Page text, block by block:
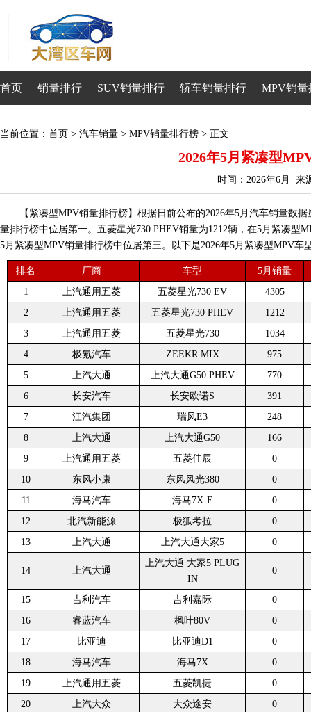
首页 销量排行 SUV销量排行 轿车销量排行 MPV销量
当前位置： 首页 > 汽车销量 > MPV销量排行榜 > 正文
2026年5月紧凑型
时间：2026年6月 来
【紧凑型MPV销量排行榜】根据日前公布的2026年5月汽车销量数
量排行榜中位居第一。五菱星光730 PHEV销量为1212辆，在5月紧凑型
5月紧凑型MPV销量排行榜中位居第三。以下是2026年5月紧凑型MPV车
排名 厂商 车型
5月销量
1
上汽通用五菱 五菱星光730 EV
4305
2
上汽通用五菱 五菱星光730 PHEV
1212
3
上汽通用五菱 五菱星光730
1034
4
极氪汽车 ZEEKR MIX
975
5
上汽大通 上汽大通G50 PHEV
770
6
长安汽车 长安欧诺S
391
7
江汽集团 瑞风E3
248
8
上汽大通 上汽大通G50
166
9
上汽通用五菱 五菱佳辰
0
10
东风小康 东风风光380
0
11
海马汽车 海马7X-E
0
12
北汽新能源 极狐考拉
0
13
上汽大通 上汽大通大家5 0
14 上汽大通
上汽大通 大家5 PLUG
IN
0
15 吉利汽车 吉利嘉际
0
16
睿蓝汽车 枫叶80V
0
17
比亚迪 比亚迪D1
0
18
海马汽车 海马7X
0
19
上汽通用五菱 五菱凯捷
0
20
上汽大众 大众途安
0